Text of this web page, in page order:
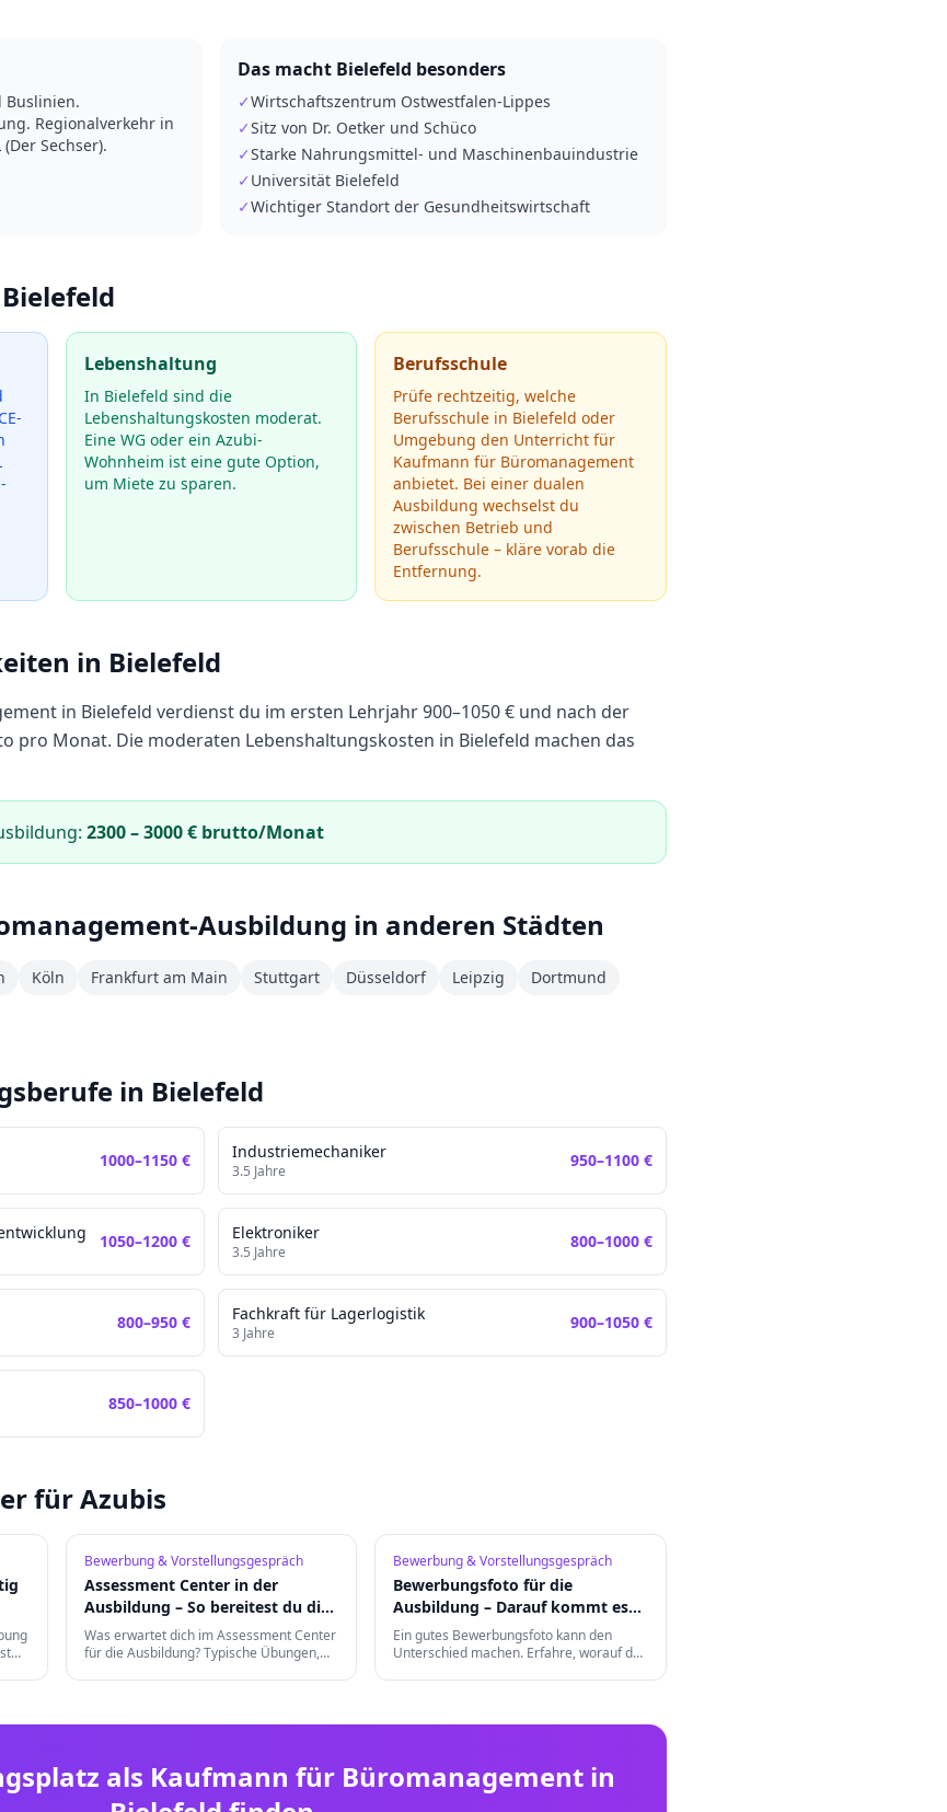
Buslinien.
Regionalverkehr in
Sechser).
Das macht Bielefeld besonders
✓Wirtschaftszentrum Ostwestfalen-Lippes
✓Sitz von Dr. Oetker und Schüco
✓Starke Nahrungsmittel- und Maschinenbauindustrie
✓ Universität Bielefeld
✓Wichtiger Standort der Gesundheitswirtschaft
Bielefeld
Lebenshaltung
In Bielefeld sind die
Lebenshaltungskosten moderat.
Eine WG oder ein Azubi-
Wohnheim ist eine gute Option,
um Miete zu sparen.
Berufsschule
Prüfe rechtzeitig, welche
Berufsschule in Bielefeld oder
Umgebung den Unterricht für
Kaufmann für Büromanagement
anbietet. Bei einer dualen
Ausbildung wechselst du
zwischen Betrieb und
Berufsschule – kläre vorab die
Entfernung.
in Bielefeld
in Bielefeld verdienst du im ersten Lehrjahr900–1050€ und nach der
pro Monat. Die moderaten Lebenshaltungskosten in Bielefeld machen das
2300–3000€ brutto/Monat
-Ausbildung in anderen Städten
Köln Frankfurt am Main Stuttgart Düsseldorf Leipzig
Dortmund
in Bielefeld
1000–1150 € Industriemechaniker
3.5 Jahre
950–1100 €
1050–1200 € Elektroniker
3.5 Jahre
800–1000 €
800–950 € Fachkraft für Lagerlogistik
3 Jahre
900–1050 €
850–1000 €
für Azubis
Bewerbung & Vorstellungsgespräch
Assessment Center in der
Ausbildung – So bereitest du dich
vor
Was erwartet dich im Assessment Center
für die Ausbildung? Typische Übungen,
Bewerbung & Vorstellungsgespräch
Bewerbungsfoto für die
Ausbildung – Darauf kommt es
an
Ein gutes Bewerbungsfoto kann den
Unterschied machen. Erfahre, worauf du
als Kaufmann für Büromanagement in